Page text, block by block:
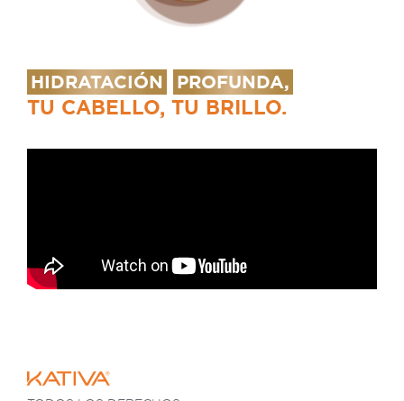
HIDRATACIÓN PROFUNDA,
TU CABELLO, TU BRILLO.